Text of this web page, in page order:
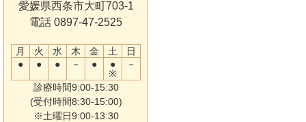
愛媛県西条市大町703-1
電話 0897-47-2525
月 火 水 木 金 土
日
●
● ● － ●
●
※
－
診療時間9:00-15:30
(受付時間8:30-15:00)
※土曜日9:00-13:30